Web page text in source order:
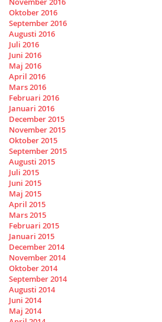
Oktober 2016
September 2016
Augusti 2016
Juli 2016
Juni 2016
Maj 2016
April 2016
Mars 2016
Februari 2016
Januari 2016
December 2015
November 2015
Oktober 2015
September 2015
Augusti 2015
Juli 2015
Juni 2015
Maj 2015
April 2015
Mars 2015
Februari 2015
Januari 2015
December 2014
November 2014
Oktober 2014
September 2014
Augusti 2014
Juni 2014
Maj 2014